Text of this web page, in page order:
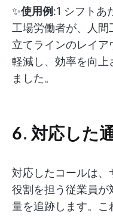
✨使用例:1 シフトあ
工場労働者が、人
立てラインのレイア
軽減し、効率を向上
ました。
6. 対応した
対応したコールは
役割を担う従業員
量を追跡します。こ